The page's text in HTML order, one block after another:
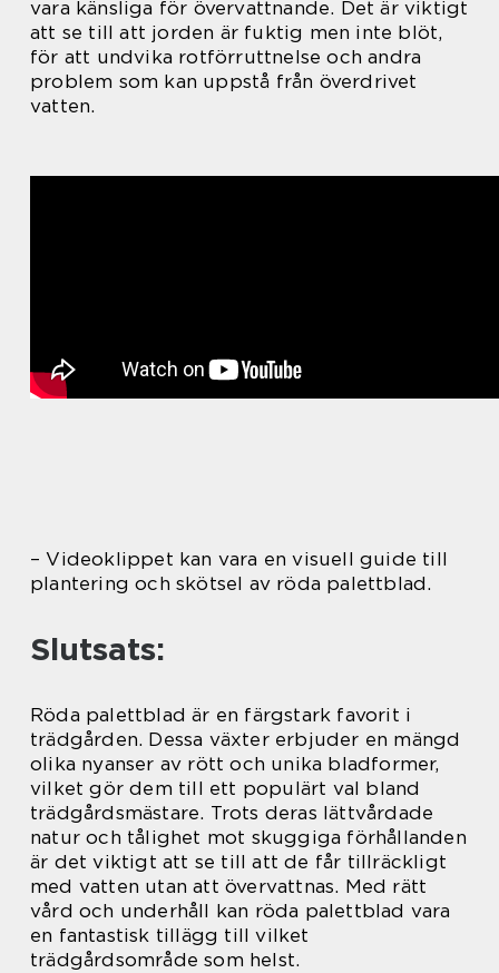
vara känsliga för övervattnande. Det är viktigt
att se till att jorden är fuktig men inte blöt,
för att undvika rotförruttnelse och andra
problem som kan uppstå från överdrivet
vatten.
– Videoklippet kan vara en visuell guide till
plantering och skötsel av röda palettblad.
Slutsats:
Röda palettblad är en färgstark favorit i
trädgården. Dessa växter erbjuder en mängd
olika nyanser av rött och unika bladformer,
vilket gör dem till ett populärt val bland
trädgårdsmästare. Trots deras lättvårdade
natur och tålighet mot skuggiga förhållanden
är det viktigt att se till att de får tillräckligt
med vatten utan att övervattnas. Med rätt
vård och underhåll kan röda palettblad vara
en fantastisk tillägg till vilket
trädgårdsområde som helst.